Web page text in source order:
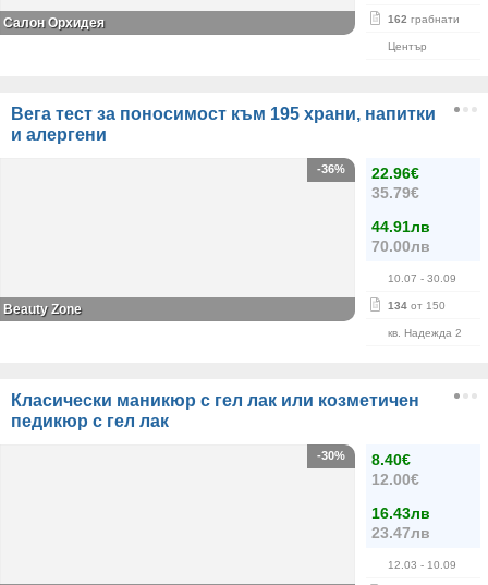
162 грабнати
Център
Салон Орхидея
Вега тест за поносимост към 195 храни, напитки
и алергени
22.96€
35.79€
44.91лв
70.00лв
10.07 - 30.09
134 от 150
кв. Надежда 2
-36%
Beauty Zone
Класически маникюр с гел лак или козметичен
педикюр с гел лак
8.40€
12.00€
16.43лв
23.47лв
12.03 - 10.09
-30%